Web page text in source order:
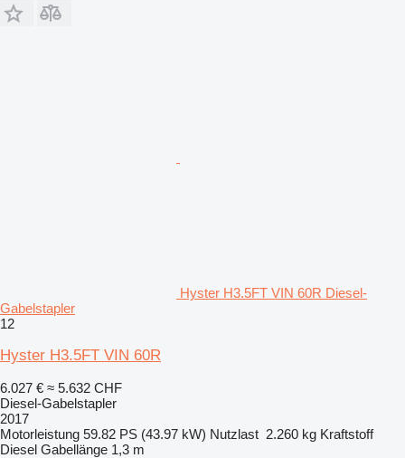
Hyster H3.5FT VIN 60R Diesel-
Gabelstapler
12
Hyster H3.5FT VIN 60R
6.027 € ≈ 5.632 CHF
Diesel-Gabelstapler
2017
Motorleistung 59.82 PS (43.97 kW) Nutzlast 2.260 kg Kraftstoff
Diesel Gabellänge 1,3 m